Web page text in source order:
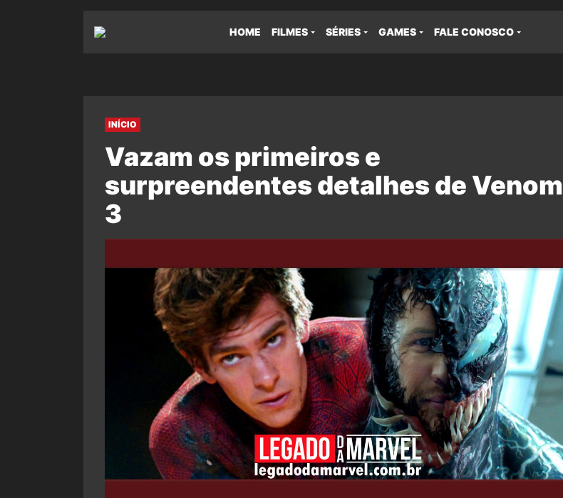
HOME FILMES SÉRIES GAMES FALE CONOSCO
INÍCIO
Vazam os primeiros e
surpreendentes detalhes de Venom
3